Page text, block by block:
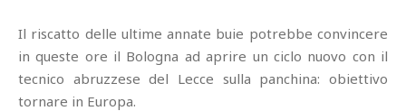
Il riscatto delle ultime annate buie potrebbe convincere
in queste ore il Bologna ad aprire un ciclo nuovo con il
tecnico abruzzese del Lecce sulla panchina: obiettivo
tornare in Europa.